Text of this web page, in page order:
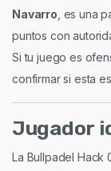
Navarro , es una
puntos con
Si tu juego es
confirmar si esta
Jugador
La Bullpadel Hack